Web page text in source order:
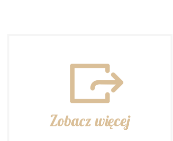
Zobacz więcej